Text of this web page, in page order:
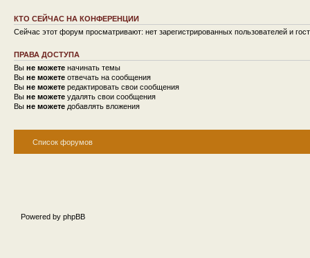
КТО СЕЙЧАС НА КОНФЕРЕНЦИИ
Сейчас этот форум просматривают: нет зарегистрированных пользователей и
ПРАВА ДОСТУПА
Вы не можете начинать темы
Вы не можете отвечать на сообщения
Вы не можете редактировать свои сообщения
Вы не можете удалять свои сообщения
Вы не можете добавлять вложения
Список форумов
Powered by phpBB